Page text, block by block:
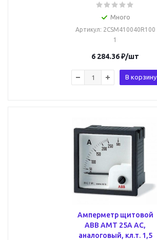
Много
Артикул: 2CSM410040R100
1
6 284.36₽/шт
В корзину
Амперметр щитовой
ABB AMT 25А AC,
аналоговый, кл.т. 1,5